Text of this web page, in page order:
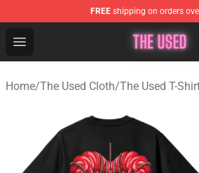
FREE shipping on orders
Open menu
The Used Store - Official The
Home/The Used Cloth/The Used T-